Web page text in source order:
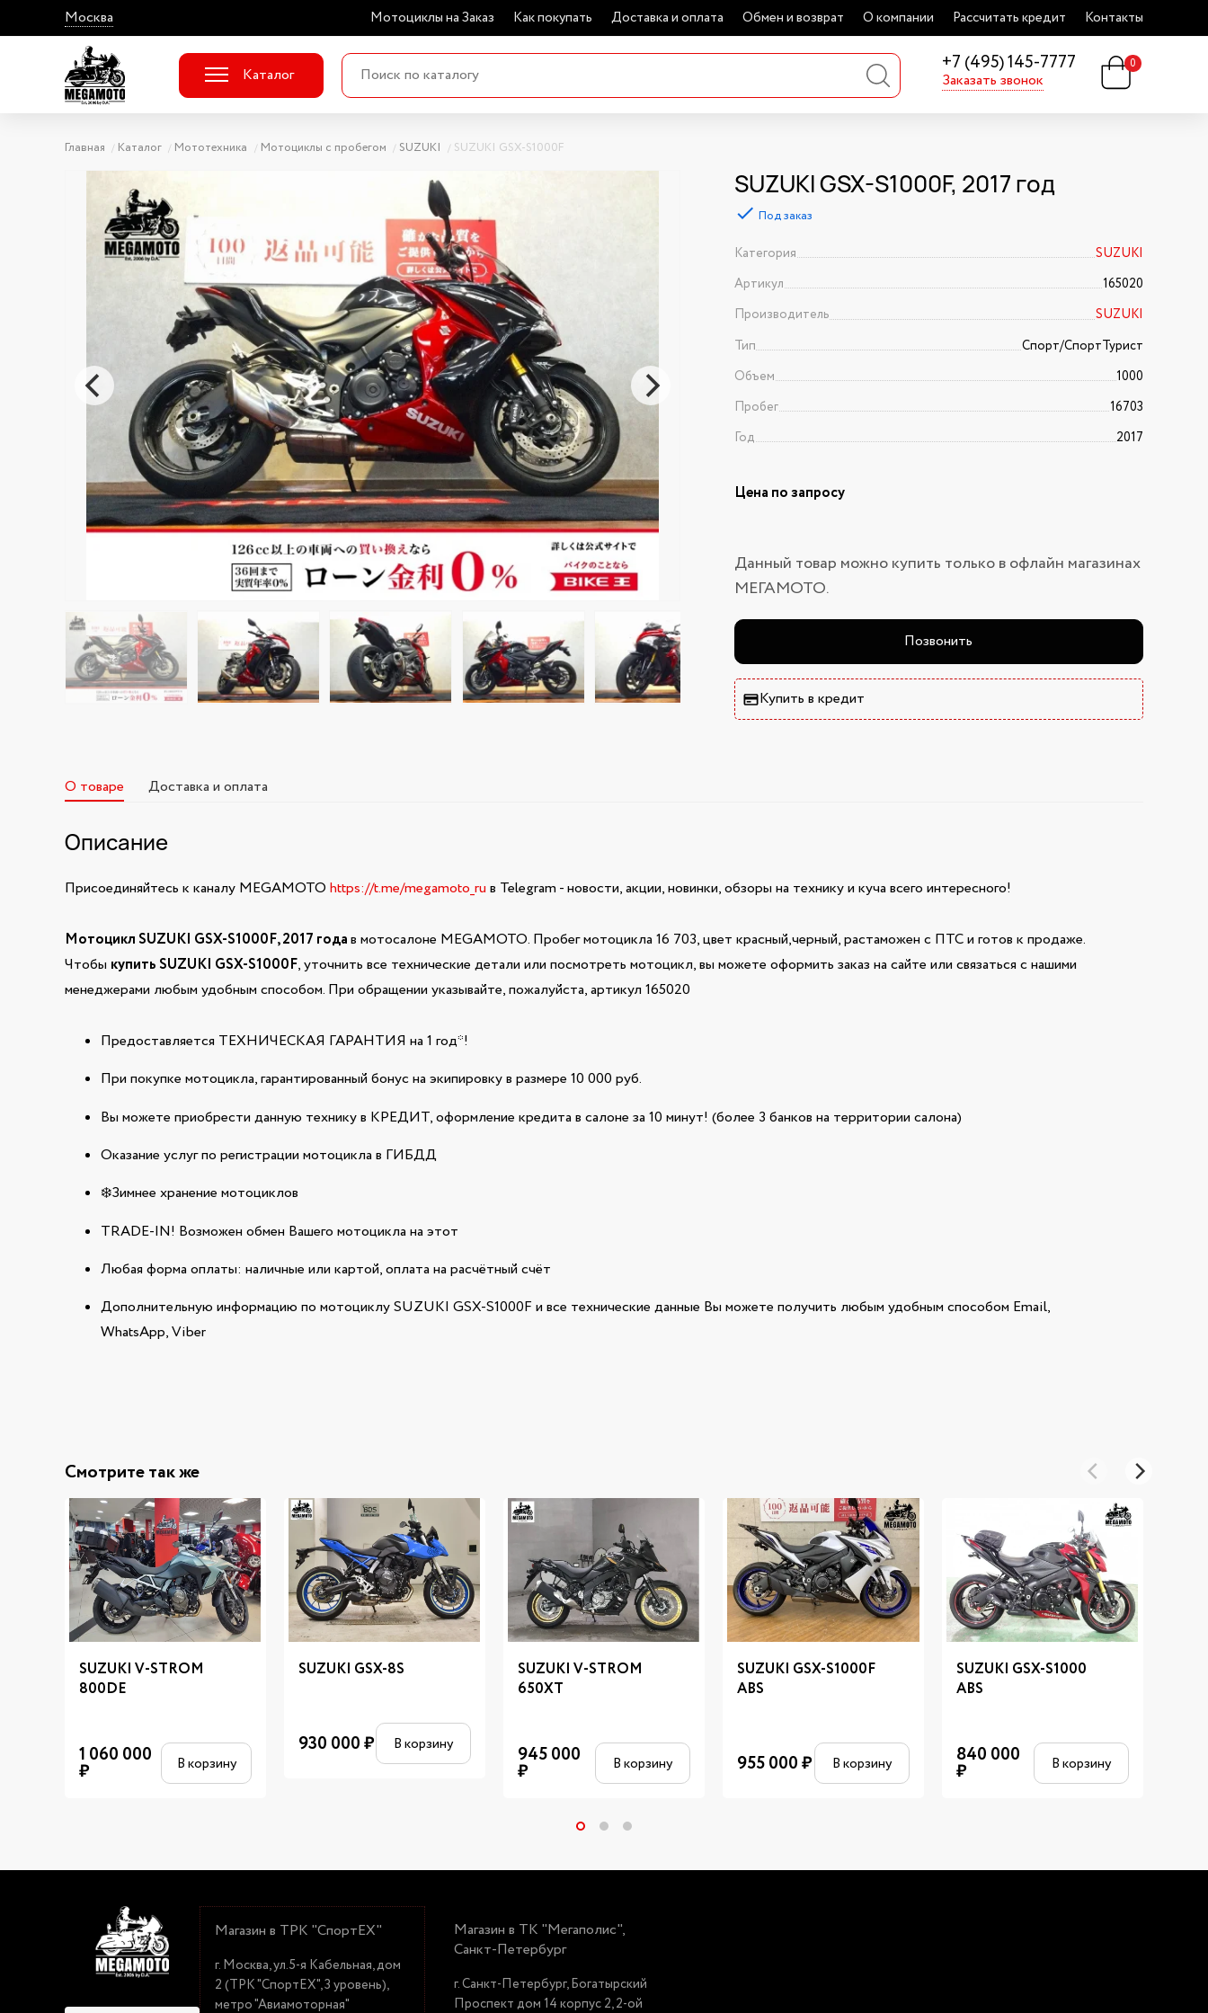
Москва Мотоциклы на Заказ Как покупать Доставка и оплата Обмен и возврат О компании Рассчитать кредит Контакты
+7 (495) 145-7777
Заказать звонок
Каталог
0
Главная Каталог Мототехника Мотоциклы с пробегом SUZUKI SUZUKI GSX-S1000F
SUZUKI GSX-S1000F, 2017 год
Под заказ
Категория
SUZUKI
Артикул
165020
Производитель
SUZUKI
Тип
Спорт/CпортТурист
Объем
1000
Пробег
16703
Год
2017
Цена по запросу
Данный товар можно купить только в офлайн магазинах
МЕГАМОТО.
Позвонить
Купить в кредит
О товаре Доставка и оплата
Описание
Присоединяйтесь к каналу MEGAMOTO https://t.me/megamoto_ru в Telegram - новости, акции, новинки, обзоры на технику и куча всего интересного!
Мотоцикл SUZUKI GSX-S1000F, 2017 годав мотосалоне MEGAMOTO. Пробег мотоцикла 16 703, цвет красный,черный, растаможен с ПТС и готов к продаже.
Чтобы купить SUZUKI GSX-S1000F, уточнить все технические детали или посмотреть мотоцикл, вы можете оформить заказ на сайте или связаться с нашими
менеджерами любым удобным способом. При обращении указывайте, пожалуйста, артикул 165020
Предоставляется ТЕХНИЧЕСКАЯ ГАРАНТИЯ на 1 год*!
При покупке мотоцикла, гарантированный бонус на экипировку в размере 10 000 руб.
Вы можете приобрести данную технику в КРЕДИТ, оформление кредита в салоне за 10 минут! (более 3 банков на территории салона)
Оказание услуг по регистрации мотоцикла в ГИБДД
❄️Зимнее хранение мотоциклов
TRADE-IN! Возможен обмен Вашего мотоцикла на этот
Любая форма оплаты: наличные или картой, оплата на расчётный счёт
Дополнительную информацию по мотоциклу SUZUKI GSX-S1000F и все технические данные Вы можете получить любым удобным способом Email,
WhatsApp, Viber
Смотрите так же
SUZUKI V-STROM
800DE
1 060 000
₽ В корзину
SUZUKI GSX-8S
930 000₽ В корзину
SUZUKI V-STROM
650XT
945 000
₽ В корзину
SUZUKI GSX-S1000F
ABS
955 000₽ В корзину
SUZUKI GSX-S1000
ABS
840 000
₽ В корзину
Магазин в ТРК "СпортЕХ"
г. Москва, ул.5-я Кабельная, дом
2 (ТРК "СпортЕХ", 3 уровень),
метро "Авиамоторная"
Магазин в ТК "Мегаполис",
Санкт-Петербург
г. Санкт-Петербург, Богатырский
Проспект дом 14 корпус 2, 2-ой